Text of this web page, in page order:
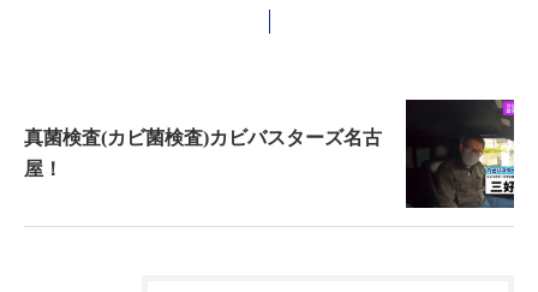
真菌検査(カビ菌検査)カビバスターズ名古
屋！